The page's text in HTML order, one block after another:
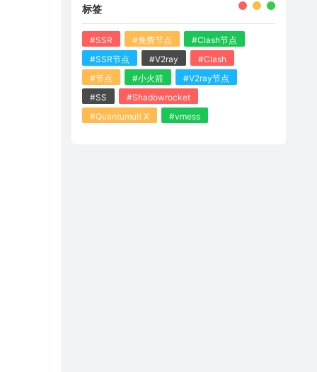
标签
#SSR #免费节点
#Clash节点
#SSR节点
#V2ray
#Clash
#节点
#小火箭
#V2ray节点
#SS
#Shadowrocket
#Quantumult X
#vmess